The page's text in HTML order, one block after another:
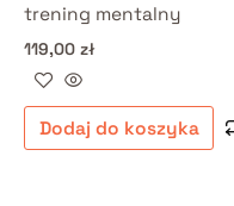
trening mentalny
119,00 zł
Dodaj do koszyka